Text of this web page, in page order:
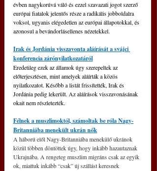
évben nagykorúvá váló és ezzel szavazati jogot szerző
európai fiatalok jelentős része a radikális jobboldalra
voksol, ugyanis elégedetlen az európai állapotokkal, és
azonosul a bevándorlásellenes nézetekkel.
Irak és Jordánia visszavonta aláírását a svájci
konferencia zárónyilatkozatáról
Eredetileg ezek az államok úgy szerepeltek az
előterjesztésen, mint amelyek aláírták a közös
nyilatkozatot. Később a listát frissítették, Irak és
Jordánia pedig lekerült. Az aláírások visszavonásának
okait nem részletezték.
Félnek a muszlimoktól, számoltak be róla Nagy-
Britanniába menekült ukrán nők
A háború elől Nagy-Britanniába menekülő ukránok
közül többen döntöttek úgy, hogy inkább hazautaznak
Ukrajnába. A rengeteg muszlim migráns csak az egyik
ok, miattuk inkább “csak” új szállást keresnek